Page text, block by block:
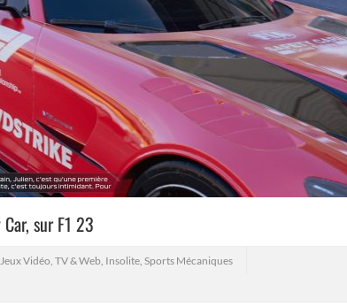
sur F1 23
Vidéo, TV & Web, Insolite, Sports Mécaniques